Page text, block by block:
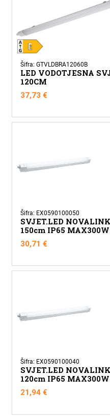
Šifra: GTVLDBRA12060B
LED VODOTJESNA
120CM
37,73€
Šifra: EX0590100050
SVJET.LED
150cm IP65 MAX300W
30,71€
Šifra: EX0590100040
SVJET.LED
120cm IP65 MAX300W
21,94€